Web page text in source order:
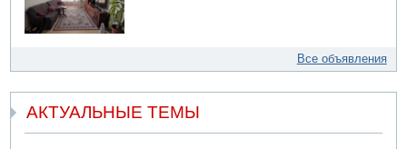
Все объявления
АКТУАЛЬНЫЕ ТЕМЫ